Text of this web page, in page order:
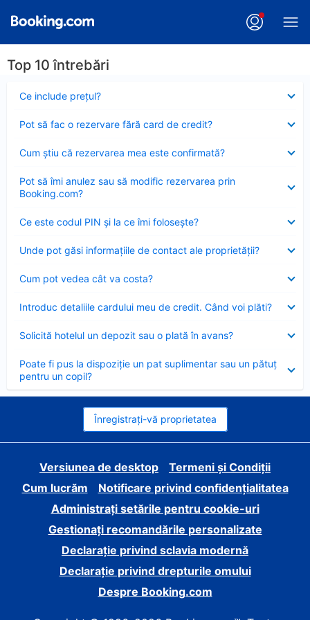
Top 10 întrebări
Ce include preţul?
închis
Pot să fac o rezervare fără card de credit?
închis
Cum ştiu că rezervarea mea este confirmată?
închis
Pot să îmi anulez sau să modific rezervarea prin
Booking.com?
închis
Ce este codul PIN şi la ce îmi foloseşte?
închis
Unde pot găsi informațiile de contact ale proprietății?
închis
Cum pot vedea cât va costa?
închis
Introduc detaliile cardului meu de credit. Când voi plăti?
închis
Solicită hotelul un depozit sau o plată în avans?
închis
Poate fi pus la dispoziție un pat suplimentar sau un pătuț
pentru un copil?
închis
Înregistrați-vă proprietatea
Versiunea de desktop
Termeni și Condiții
Cum lucrăm
Notificare privind confidențialitatea
Administrați setările pentru cookie-uri
Gestionați recomandările personalizate
Declarație privind sclavia modernă
Declarație privind drepturile omului
Despre Booking.com